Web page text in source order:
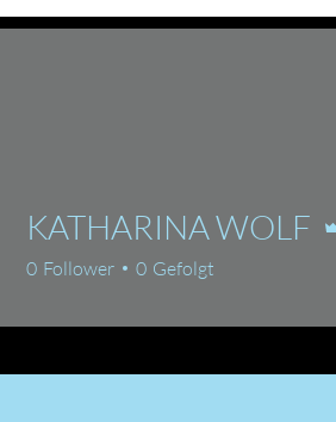
KATHARINA WOLF
0 Follower 0 Gefolgt